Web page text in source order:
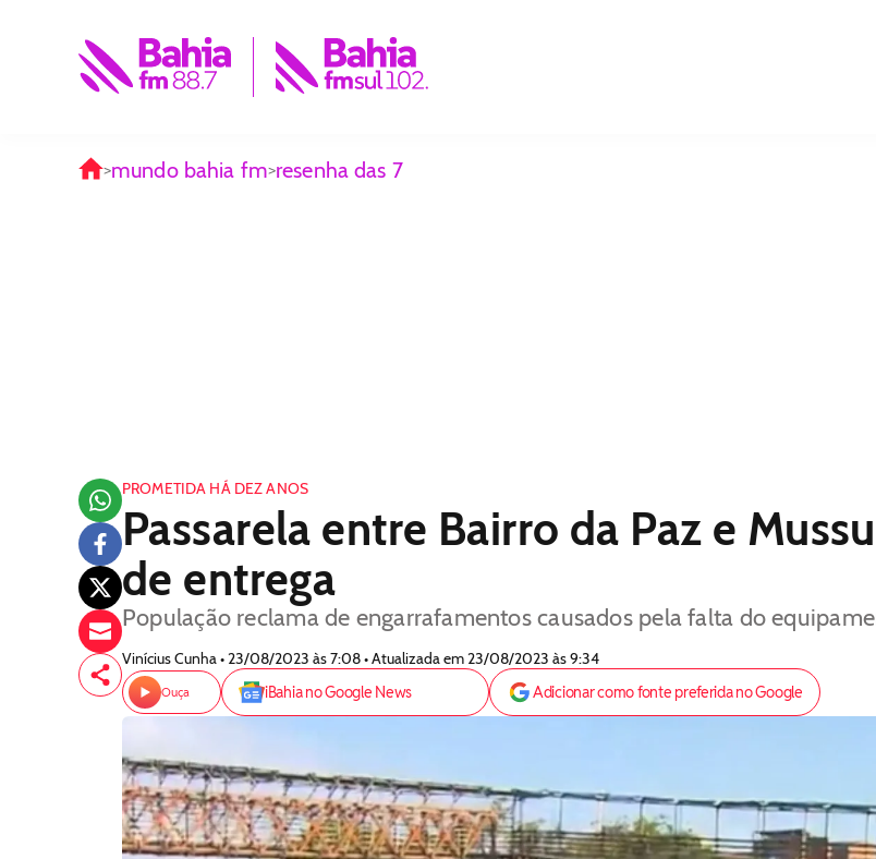
>mundo bahia fm>resenha das 7
PROMETIDA HÁ DEZ ANOS
Passarela entre Bairro da Paz e
de entrega
População reclama de engarrafamentos causados pela falta do
Vinícius Cunha • 23/08/2023 às 7:08 • Atualizada em 23/08/2023 às 9:34
Ouça iBahia no Google News Adicionar como fonte preferida no Google